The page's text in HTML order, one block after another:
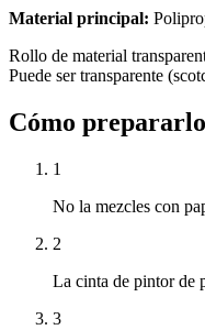
Material principal:
Rollo de material
Puede ser transparente
Cómo prepararlo
1
No la mezcles con
2
La cinta de pintor de
3